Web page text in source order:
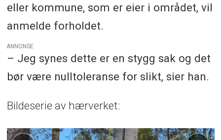
eller kommune, som er eier i området, vil
anmelde forholdet.
ANNONSE
– Jeg synes dette er en stygg sak og det
bør være nulltoleranse for slikt, sier han.
Bildeserie av hærverket: